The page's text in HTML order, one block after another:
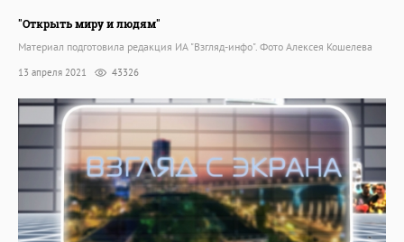
"Открыть миру и людям"
Материал подготовила редакция ИА "Взгляд-инфо". Фото Алексея Кошелева
13 апреля 2021 43326